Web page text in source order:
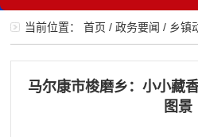
当前位置：首页 /政务要闻 / 乡镇
马尔康市梭磨乡：小小藏
图景